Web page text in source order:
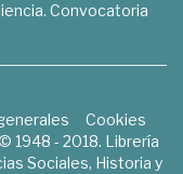
Convocatoria
Cookies
1948 - 2018. Librería
Sociales, Historia y